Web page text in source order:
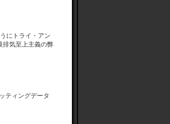
にトライ・アン
排気至上主義の弊
ティングデータ